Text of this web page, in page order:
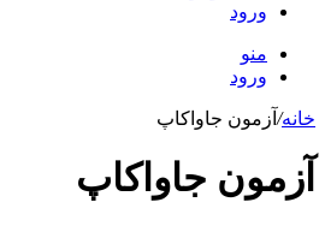
ورود
منو
ورود
خانه/ آزمون جاواکاپ
آزمون جاواکاپ